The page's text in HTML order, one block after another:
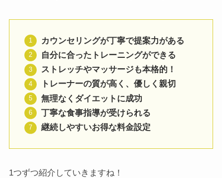
カウンセリングが丁寧で提案力がある
自分に合ったトレーニングができる
ストレッチやマッサージも本格的！
トレーナーの質が高く、優しく親切
無理なくダイエットに成功
丁寧な食事指導が受けられる
継続しやすいお得な料金設定
1つずつ紹介していきますね！